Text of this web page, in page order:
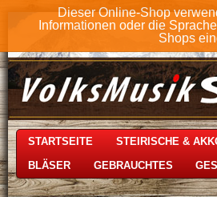
Dieser Online-Shop
Informationen oder die
Shops
STARTSEITE STEIRISCHE &
BLÄSER GEBRAUCHTES